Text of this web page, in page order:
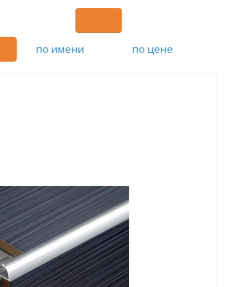
по имени по цене